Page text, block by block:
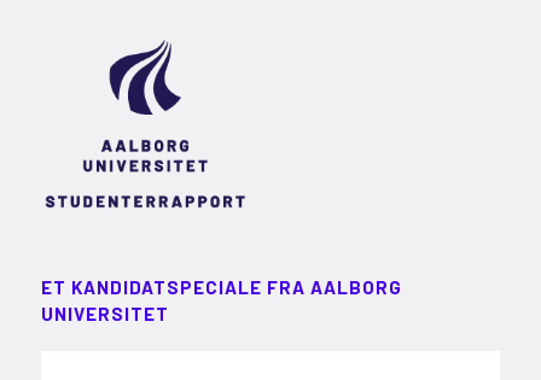
ET KANDIDATSPECIALE FRA AALBORG
UNIVERSITET